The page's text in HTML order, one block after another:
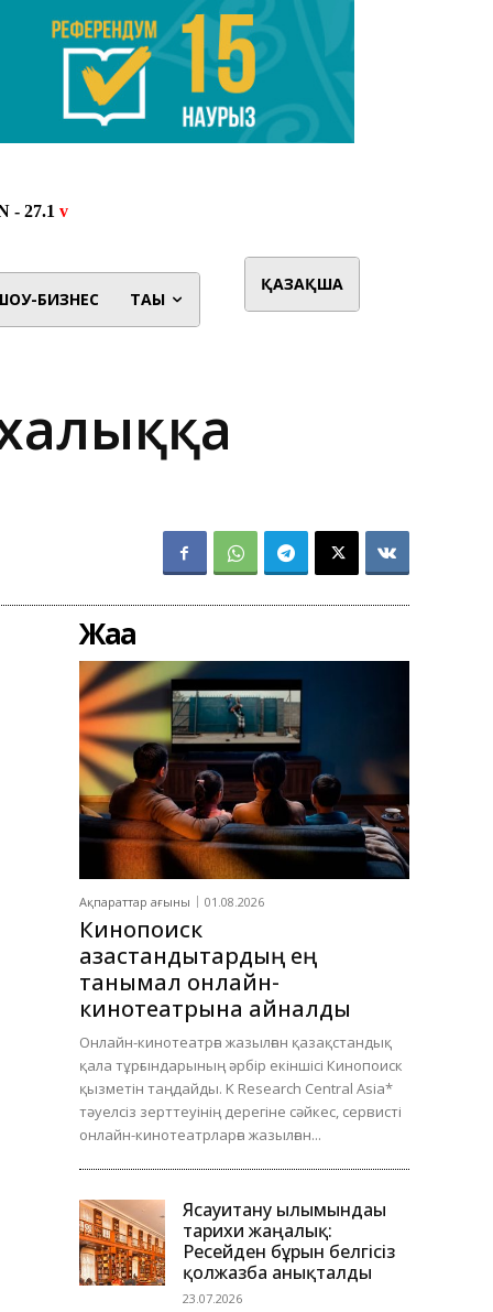
БИЗНЕС ТАҒЫ
ҚАЗАҚША
Жаңа
Ақпараттар ағыны 01.08.2026
Кинопоиск
қазақстандықтардың ең
танымал онлайн-
кинотеатрына айналды
Онлайн-кинотеатрға жазылған қазақстандық
қала тұрғындарының әрбір екіншісі Кинопоиск
қызметін таңдайды. K Research Central Asia*
тәуелсіз зерттеуінің дерегіне сәйкес, сервисті
онлайн-кинотеатрларға жазылған...
Ясауитану ғылымындағы
тарихи жаңалық:
Ресейден бұрын белгісіз
қолжазба анықталды
23.07.2026